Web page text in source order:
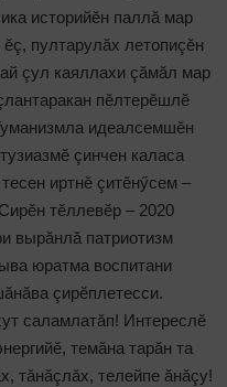
историйӗн паллă мар
пултарулăх летопиçӗн
çул каяллахи çăмăл мар
пӗлтерӗшлӗ
идеалсемшӗн
çинчен каласа
иртнӗ çитӗнӳсем –
тӗллевӗр – 2020
вырăнлă патриотизм
юратма воспитани
çирӗплетесси.
саламлатăп! Интереслӗ
темăна тарăн та
тăнăçлăх, телейпе ăнăçу!